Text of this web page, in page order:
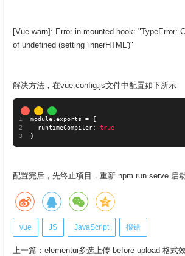
[Vue warn]: Error in mounted hook: "TypeError:
of undefined (setting 'innerHTML')"
解决方法，在vue.config.js文件中配置如下所示
module. exports =
{
  runtimeCompiler
:
true
}
配置完后，先终止项目，重新 npm run serve 启动
vue JS JavaScript 报错
上一篇： elementui多选上传 before-upload 格式